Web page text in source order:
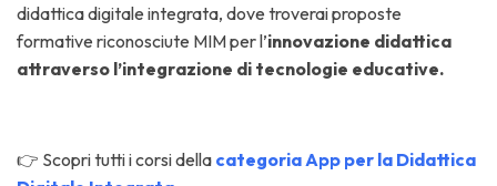
didattica digitale integrata, dove troverai proposte
formative riconosciute MIM per l’innovazione didattica
attraverso l’integrazione di tecnologie educative.
👉 Scopri tutti i corsi della categoria App per la Didattica